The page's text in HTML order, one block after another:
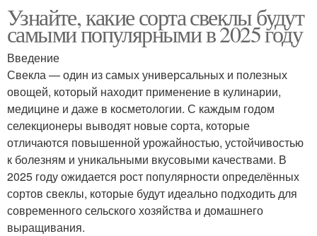
Узнайте, какие сорта свеклы будут
самыми популярными в 2025 году
Введение
Свекла — один из самых универсальных и полезных
овощей, который находит применение в кулинарии,
медицине и даже в косметологии. С каждым годом
селекционеры выводят новые сорта, которые
отличаются повышенной урожайностью, устойчивостью
к болезням и уникальными вкусовыми качествами. В
2025 году ожидается рост популярности определённых
сортов свеклы, которые будут идеально подходить для
современного сельского хозяйства и домашнего
выращивания.